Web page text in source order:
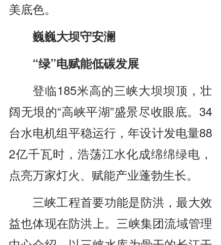
美底色。
巍巍大坝守安澜
“绿”电赋能低碳发展
登临185米高的三峡大坝坝顶，壮
阔无垠的“高峡平湖”盛景尽收眼底。34
台水电机组平稳运行，年设计发电量88
2亿千瓦时，浩荡江水化成绵绵绿电，
点亮万家灯火、赋能产业蓬勃生长。
三峡工程首要功能是防洪，最大效
益也体现在防洪上。三峡集团流域管理